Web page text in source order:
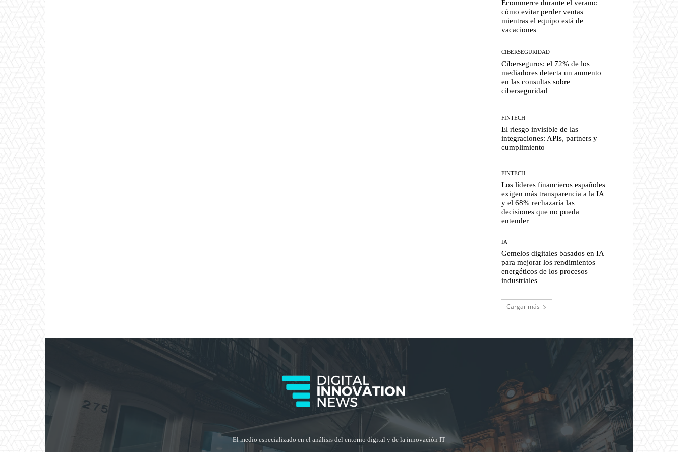
Ecommerce durante el verano:
cómo evitar perder ventas
mientras el equipo está de
vacaciones
CIBERSEGURIDAD
Ciberseguros: el 72% de los
mediadores detecta un aumento
en las consultas sobre
ciberseguridad
FINTECH
El riesgo invisible de las
integraciones: APIs, partners y
cumplimiento
FINTECH
Los líderes financieros españoles
exigen más transparencia a la IA
y el 68% rechazaría las
decisiones que no pueda
entender
IA
Gemelos digitales basados en IA
para mejorar los rendimientos
energéticos de los procesos
industriales
Cargar más
El medio especializado en el análisis del entorno digital y de la innovación IT